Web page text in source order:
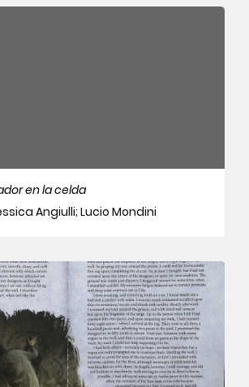
en la celda
Angiulli; Lucio Mondini